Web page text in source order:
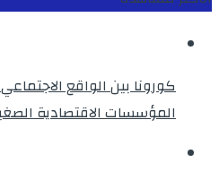
كورونا بين الواقع
المؤسسات الاقتصادية